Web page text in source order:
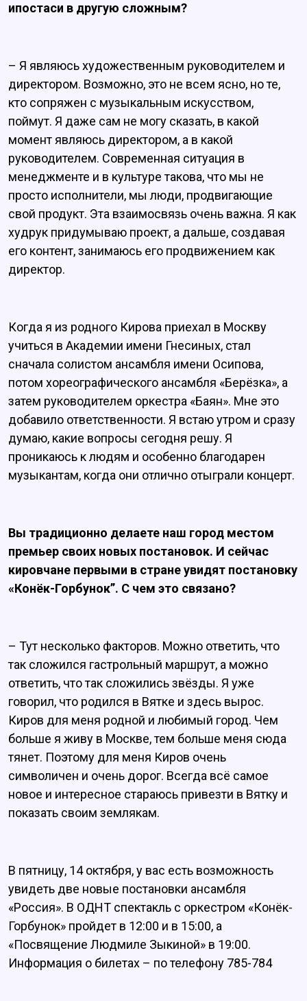
ипостаси в другую сложным?
– Я являюсь художественным руководителем и
директором. Возможно, это не всем ясно, но те,
кто сопряжен с музыкальным искусством,
поймут. Я даже сам не могу сказать, в какой
момент являюсь директором, а в какой
руководителем. Современная ситуация в
менеджменте и в культуре такова, что мы не
просто исполнители, мы люди, продвигающие
свой продукт. Эта взаимосвязь очень важна. Я как
худрук придумываю проект, а дальше, создавая
его контент, занимаюсь его продвижением как
директор.
Когда я из родного Кирова приехал в Москву
учиться в Академии имени Гнесиных, стал
сначала солистом ансамбля имени Осипова,
потом хореографического ансамбля «Берёзка», а
затем руководителем оркестра «Баян». Мне это
добавило ответственности. Я встаю утром и сразу
думаю, какие вопросы сегодня решу. Я
проникаюсь к людям и особенно благодарен
музыкантам, когда они отлично отыграли концерт.
Вы традиционно делаете наш город местом
премьер своих новых постановок. И сейчас
кировчане первыми в стране увидят постановку
«Конёк-Горбунок”. С чем это связано?
– Тут несколько факторов. Можно ответить, что
так сложился гастрольный маршрут, а можно
ответить, что так сложились звёзды. Я уже
говорил, что родился в Вятке и здесь вырос.
Киров для меня родной и любимый город. Чем
больше я живу в Москве, тем больше меня сюда
тянет. Поэтому для меня Киров очень
символичен и очень дорог. Всегда всё самое
новое и интересное стараюсь привезти в Вятку и
показать своим землякам.
В пятницу, 14 октября, у вас есть возможность
увидеть две новые постановки ансамбля
«Россия». В ОДНТ спектакль с оркестром «Конёк-
Горбунок» пройдет в 12:00 и в 15:00, а
«Посвящение Людмиле Зыкиной» в 19:00.
Информация о билетах – по телефону 785-784